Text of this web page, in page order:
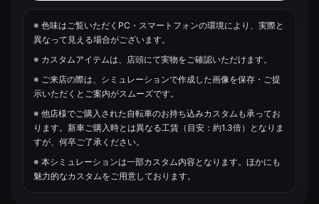
※ 色味はご覧いただくPC・スマートフォンの環境により、実際と
異なって見える場合がございます。
※ カスタムアイテムは、店頭にて実物をご確認いただけます。
※ ご来店の際は、シミュレーションで作成した画像を保存・ご提
示いただくとご案内がスムーズです。
※ 他店様でご購入された自転車のお持ち込みカスタムも承ってお
ります。新車ご購入時とは異なる工賃（目安：約1.3倍）となりま
すが、何卒ご了承ください。
※ 本シミュレーションは一部カスタム内容となります。ほかにも
魅力的なカスタムをご用意しております。